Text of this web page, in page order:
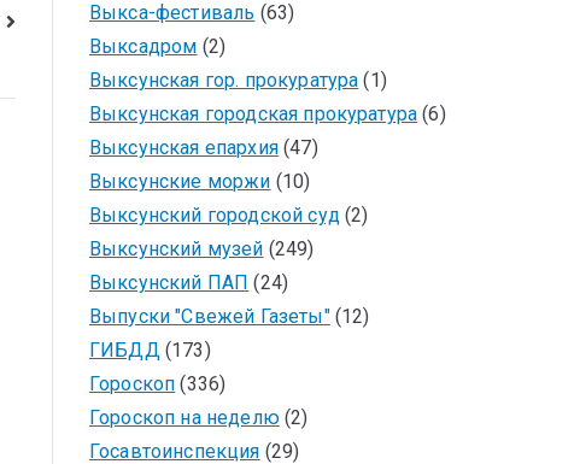
Выкса-фестиваль (63)
Выксадром (2)
Выксунская гор. прокуратура (1)
Выксунская городская прокуратура (6)
Выксунская епархия(47)
Выксунские моржи (10)
Выксунский городской суд(2)
Выксунский музей (249)
Выксунский ПАП (24)
Выпуски "Свежей Газеты"(12)
ГИБДД(173)
Гороскоп (336)
Гороскоп на неделю(2)
Госавтоинспекция (29)